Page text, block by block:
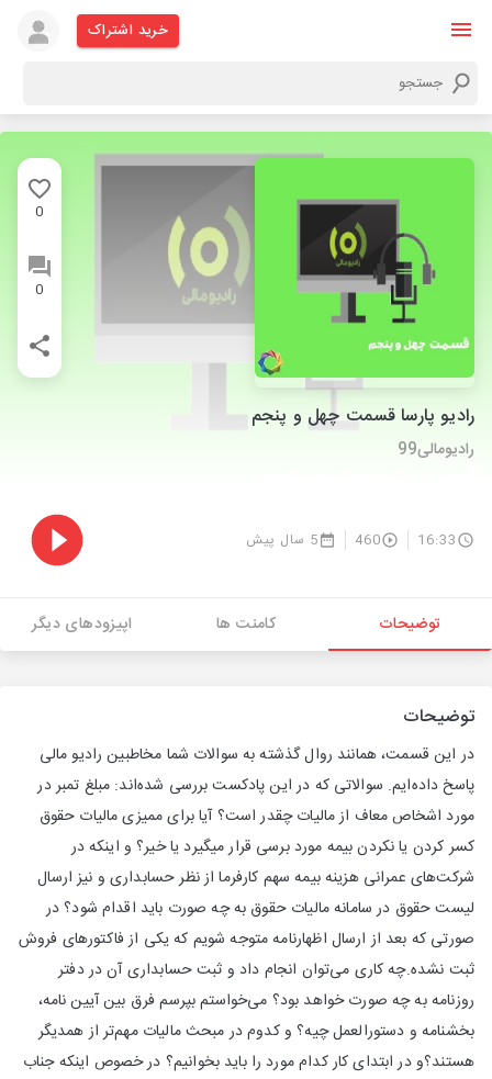
خرید اشتراک
0
0
رادیو پارسا قسمت چهل و پنجم
رادیومالی99
16:33
460 5 سال پیش
توضیحات کامنت ها اپیزودهای دیگر
توضیحات
در این قسمت، همانند روال گذشته به سوالات شما مخاطبین رادیو مالی
پاسخ داده‌ایم. سوالاتی که در این پادکست بررسی شده‌اند: مبلغ تمبر در
مورد اشخاص معاف از مالیات چقدر است؟ آیا برای ممیزی مالیات حقوق
کسر کردن یا نکردن بیمه مورد برسی قرار میگیرد یا خیر؟ و اینکه در
شرکت‌های عمرانی هزینه بیمه سهم کارفرما از نظر حسابداری و نیز ارسال
لیست حقوق در سامانه مالیات حقوق به چه صورت باید اقدام شود؟ در
صورتی که بعد از ارسال اظهارنامه متوجه شویم که یکی از فاکتورهای فروش
ثبت نشده.چه کاری می‌توان انجام داد و ثبت حسابداری آن در دفتر
روزنامه به چه صورت خواهد بود؟ می‌خواستم بپرسم فرق بین آیین نامه،
بخشنامه و دستورالعمل چیه؟ و کدوم در مبحث مالیات مهم‌تر از همدیگر
هستند؟و در ابتدای کار کدام مورد را باید بخوانیم؟ در خصوص اینکه جناب